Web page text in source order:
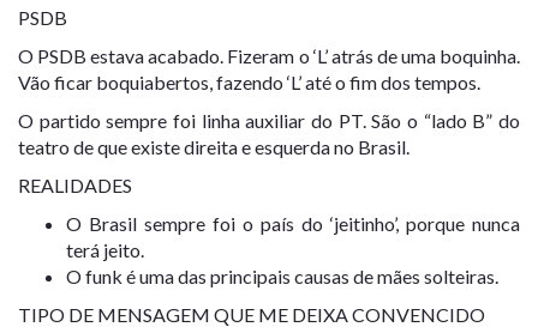
PSDB
O PSDB estava acabado. Fizeram o ‘L’ atrás de uma boquinha.
Vão ficar boquiabertos, fazendo ‘L’ até o fim dos tempos
O partidosempre foi linha auxiliar do PT. São o “lado B” do
teatro de que existe direita e esquerda no Brasil.
REALIDADES
O Brasil sempre foi o país do ‘jeitinho’, porque nunca
terá jeito.
O funk é uma das principais causas de mães solteiras.
TIPO DE MENSAGEM QUE ME DEIXA CONVENCIDO